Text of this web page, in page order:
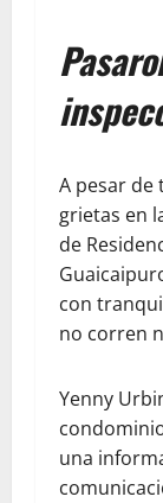
A pesar de
grietas en
de
con
no corren
Yenny
una